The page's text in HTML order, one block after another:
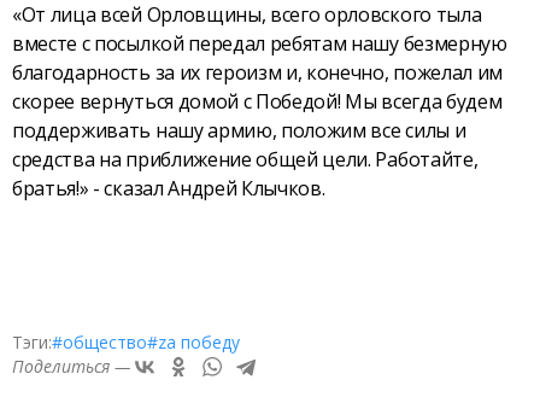
«От лица всей Орловщины, всего орловского тыла
вместе с посылкой передал ребятам нашу безмерную
благодарность за их героизм и, конечно, пожелал им
скорее вернуться домой с Победой! Мы всегда будем
поддерживать нашу армию, положим все силы и
средства на приближение общей цели. Работайте,
братья!» - сказал Андрей Клычков.
Тэги:#общество#zа победу
Поделиться —